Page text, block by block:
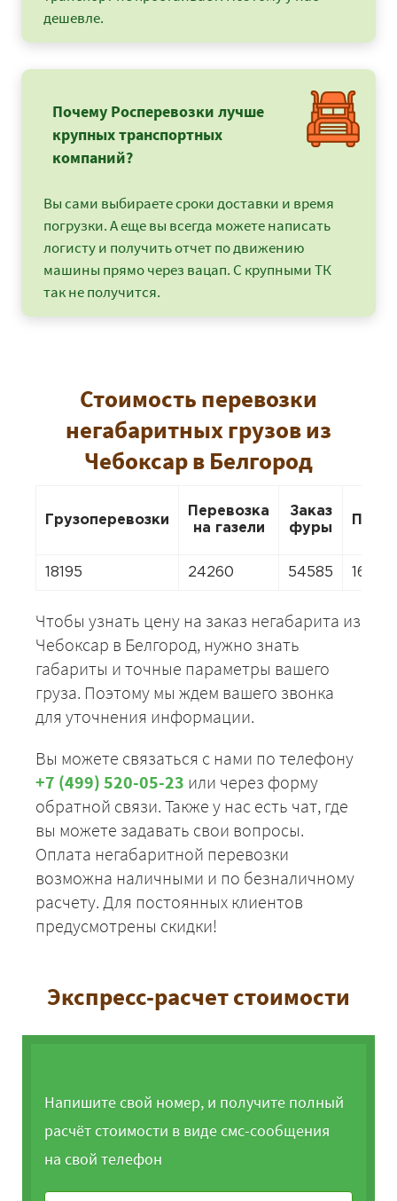
дешевле.
Почему Росперевозки лучше
крупных транспортных
компаний?
Вы сами выбираете сроки доставки и время
погрузки. А еще вы всегда можете написать
логисту и получить отчет по движению
машины прямо через вацап. С крупными ТК
так не получится.
Стоимость перевозки
негабаритных грузов из
Чебоксар в Белгород
Грузоперевозки
Перевозка
на газели
Заказ
фуры
18195 24260 54585 16982
Чтобы узнать цену на заказ негабарита из
Чебоксар в Белгород, нужно знать
габариты и точные параметры вашего
груза. Поэтому мы ждем вашего звонка
для уточнения информации.
Вы можете связаться с нами по телефону
+7 (499) 520-05-23 или через форму
обратной связи. Также у нас есть чат, где
вы можете задавать свои вопросы.
Оплата негабаритной перевозки
возможна наличными и по безналичному
расчету. Для постоянных клиентов
предусмотрены скидки!
Экспресс-расчет стоимости
Напишите свой номер, и получите полный
расчёт стоимости в виде смс-сообщения
на свой телефон